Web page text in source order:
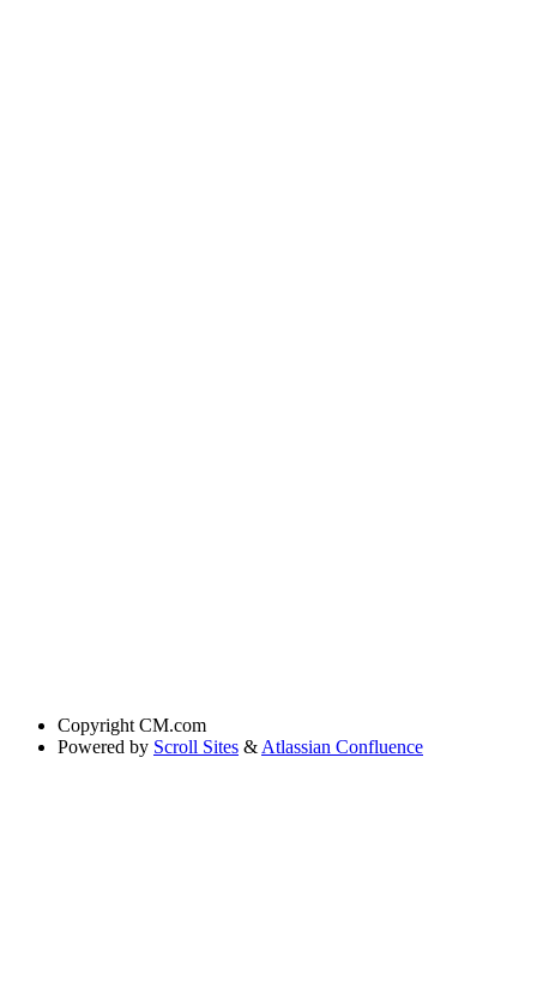
Copyright CM.com
Powered by Scroll Sites & Atlassian Confluence